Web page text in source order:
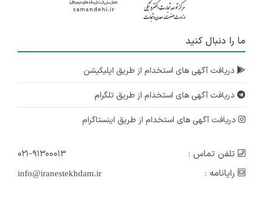
ما را دنبال کنید
دریافت آگهی های استخدام از طریق اپلیکیشن
دریافت آگهی های استخدام از طریق تلگرام
دریافت آگهی های استخدام از طریق اینستاگرام
تلفن تماس :
۰۲۱-۹۱۳۰۰۰۱۳
رایانامه :
info@iranestekhdam.ir